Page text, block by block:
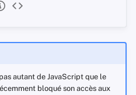
autant de JavaScript que le
bloqué son accès aux